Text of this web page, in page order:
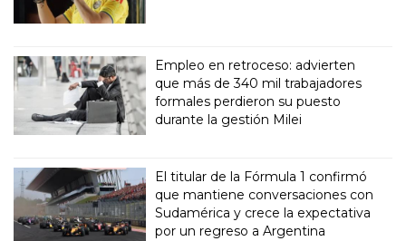
Empleo en retroceso: advierten
que más de 340 mil trabajadores
formales perdieron su puesto
durante la gestión Milei
El titular de la Fórmula 1 confirmó
que mantiene conversaciones con
Sudamérica y crece la expectativa
por un regreso a Argentina